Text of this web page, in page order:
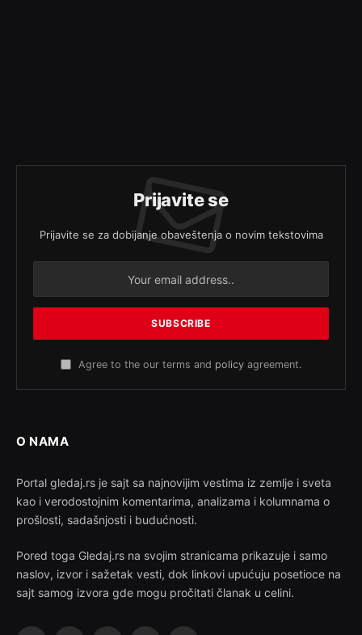
Prijavite se
Prijavite se za dobijanje obaveštenja o novim tekstovima
Agree to the our terms and policy agreement.
O NAMA
Portal gledaj.rs je sajt sa najnovijim vestima iz zemlje i sveta
kao i verodostojnim komentarima, analizama i kolumnama o
prošlosti, sadašnjosti i budućnosti.
Pored toga Gledaj.rs na svojim stranicama prikazuje i samo
naslov, izvor i sažetak vesti, dok linkovi upućuju posetioce na
sajt samog izvora gde mogu pročitati članak u celini.